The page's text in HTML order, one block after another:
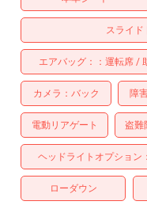
スライド
エアバッグ： 運転席
カメラ バック 障
電動リアゲート 盗難
ヘッドライトオプション
ローダウン